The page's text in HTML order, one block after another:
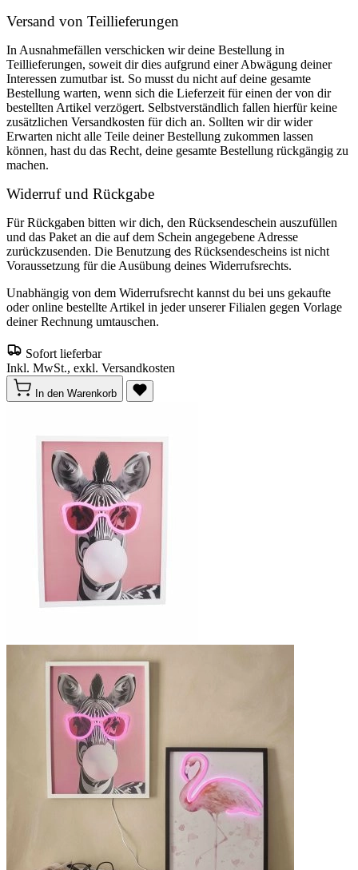
Versand von Teillieferungen
In Ausnahmefällen verschicken wir deine Bestellung in
Teillieferungen, soweit dir dies aufgrund einer Abwägung deiner
Interessen zumutbar ist. So musst du nicht auf deine gesamte
Bestellung warten, wenn sich die Lieferzeit für einen der von dir
bestellten Artikel verzögert. Selbstverständlich fallen hierfür keine
zusätzlichen Versandkosten für dich an. Sollten wir dir wider
Erwarten nicht alle Teile deiner Bestellung zukommen lassen
können, hast du das Recht, deine gesamte Bestellung rückgängig zu
machen.
Widerruf und Rückgabe
Für Rückgaben bitten wir dich, den Rücksendeschein auszufüllen
und das Paket an die auf dem Schein angegebene Adresse
zurückzusenden. Die Benutzung des Rücksendescheins ist nicht
Voraussetzung für die Ausübung deines Widerrufsrechts.
Unabhängig von dem Widerrufsrecht kannst du bei uns gekaufte
oder online bestellte Artikel in jeder unserer Filialen gegen Vorlage
deiner Rechnung umtauschen.
Sofort lieferbar
Inkl. MwSt., exkl. Versandkosten
In den Warenkorb